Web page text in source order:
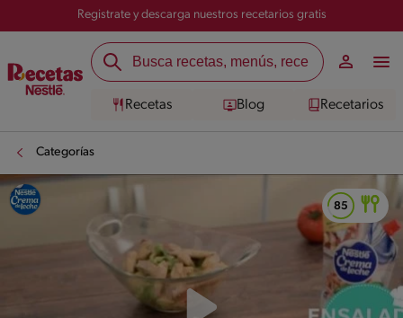
Registrate y descarga nuestros recetarios gratis
Recetas Blog Recetarios
Categorías